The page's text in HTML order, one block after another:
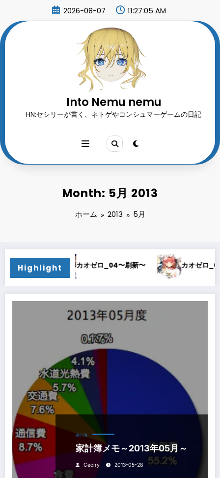
ン
ツ
2026-08-07 11:27:06 AM
Into Nemu nemu
HN:セシリーが書く、ネトゲやコンシュマーゲームの日記
Month: 5月 2013
ホーム 2013 5月
Highlight
カオゼロ_04〜刷新〜 カオゼロ_03〜時間泥棒〜
家計簿
家計簿メモ～2013年05月～
Ceciry 2013-05-28